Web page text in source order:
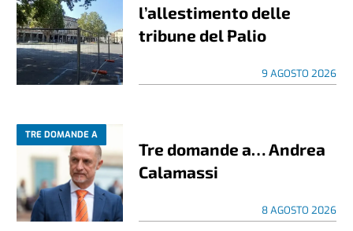
l’allestimento delle
tribune del Palio
9 AGOSTO 2026
TRE DOMANDE A
Tre domande a… Andrea
Calamassi
8 AGOSTO 2026